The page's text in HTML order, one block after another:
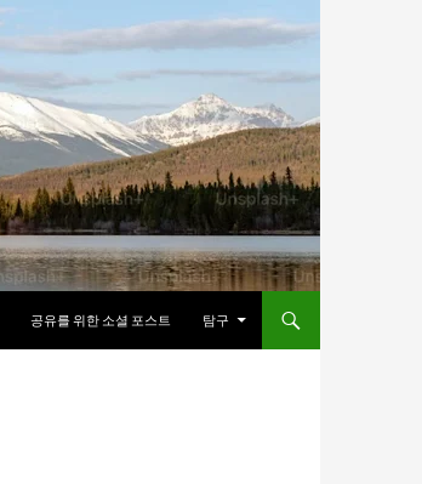
공유를 위한 소셜 포스트 탐구